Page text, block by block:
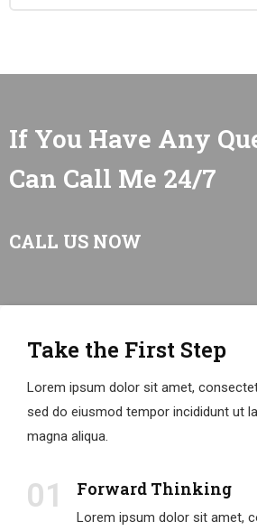
If You Have Any
Can Call Me 24/7
CALL US NOW
Take the First Step
Lorem ipsum dolor sit amet,
sed do eiusmod tempor incididunt ut
magna aliqua.
01 Forward Thinking
Lorem ipsum dolor sit amet,